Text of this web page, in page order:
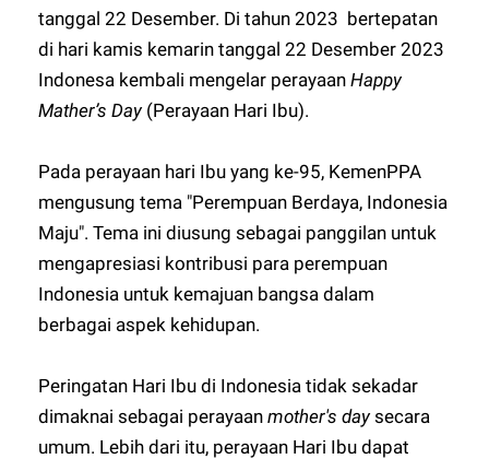
tanggal 22 Desember. Di tahun 2023 bertepatan
di hari kamis kemarin tanggal 22 Desember 2023
Indonesa kembali mengelar perayaanHappy
Mather’s Day(Perayaan Hari Ibu).
Pada perayaan hari Ibu yang ke-95, KemenPPA
mengusung tema "Perempuan Berdaya, Indonesia
Maju". Tema ini diusung sebagai panggilan untuk
mengapresiasi kontribusi para perempuan
Indonesia untuk kemajuan bangsa dalam
berbagai aspek kehidupan.
Peringatan Hari Ibu di Indonesia tidak sekadar
dimaknai sebagai perayaanmother's daysecara
umum. Lebih dari itu, perayaan Hari Ibu dapat